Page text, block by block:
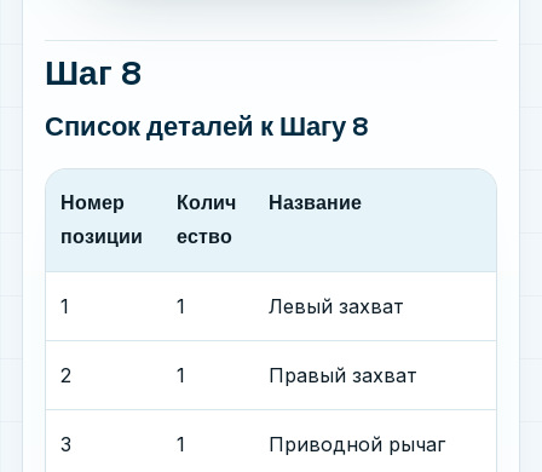
Шаг 8
Список деталей к Шагу 8
Номер
позиции
Колич
ество
Название
1 1 Левый захват
2 1 Правый захват
3 1 Приводной рычаг